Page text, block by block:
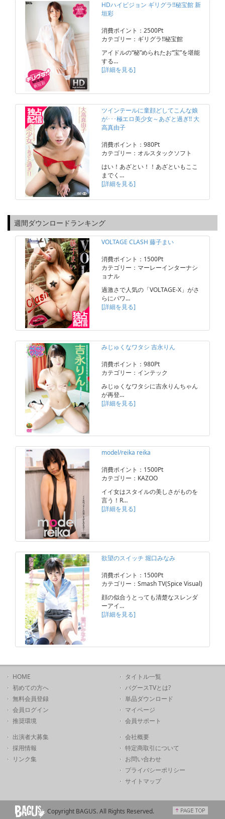
HDハイビジョン ギリグラ!!秘宝館 新
垣彩
消費ポイント：2500Pt
カテゴリー：ギリグラ!!秘宝館
アイドルの“秘”められたお“宝”を堪能
する…
[詳細を見る]
ツインテールに童顔どしてこんな娘
が･･･極エロ美少女～あざと過ぎ!! 大
高真由子
消費ポイント：980Pt
カテゴリー：オルスタックソフト
はい！あざとい！！あざといもここ
までく…
[詳細を見る]
週間ダウンロードランキング
VOLTAGE CLASH 藤子まい
消費ポイント：1500Pt
カテゴリー：マーレーインターナシ
ョナル
過激さで人気の「VOLTAGE-X」がさ
らにパワ…
[詳細を見る]
みじゅくなワタシ 吉永りん
消費ポイント：980Pt
カテゴリー：インテック
みじゅくなワタシに吉永りんちゃん
が再登…
[詳細を見る]
model/reika reika
消費ポイント：1500Pt
カテゴリー：KAZOO
イイ女はスタイルの美しさがものを
言う！R…
[詳細を見る]
欲望のスイッチ 堀口みなみ
消費ポイント：1500Pt
カテゴリー：Smash TV(Spice Visual)
顔の似合うとっても清楚なスレンダ
ーアイ…
[詳細を見る]
HOME
初めての方へ
無料会員登録
会員ログイン
推奨環境
タイトル一覧
バグースTVとは?
単品ダウンロード
マイページ
会員サポート
出演者大募集
採用情報
リンク集
会社概要
特定商取引について
お問い合わせ
プライバシーポリシー
サイトマップ
Copyright BAGUS. All Rights Reserved.